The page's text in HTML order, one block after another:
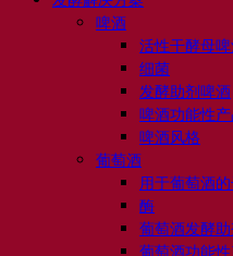
啤酒
活性干酵母
细菌
发酵助剂啤酒
啤酒功能性
啤酒风格
葡萄酒
用于葡萄酒
酶
葡萄酒发酵